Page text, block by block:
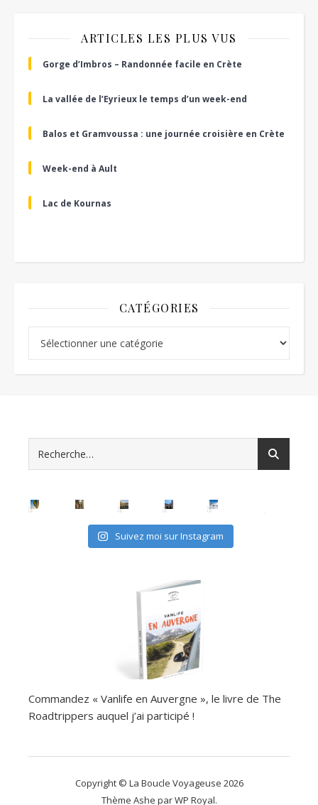
ARTICLES LES PLUS VUS
Gorge d’Imbros – Randonnée facile en Crète
La vallée de l’Eyrieux le temps d’un week-end
Balos et Gramvoussa : une journée croisière en Crète
Week-end à Ault
Lac de Kournas
CATÉGORIES
Suivez moi sur Instagram
Commandez « Vanlife en Auvergne », le livre de The
Roadtrippers auquel j’ai participé !
Copyright © La Boucle Voyageuse 2026
Thème Ashe parWP Royal.